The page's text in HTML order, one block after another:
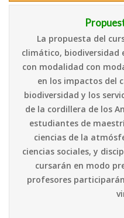
La propuesta del
climático, biodiversidad
con modalidad con
en los impactos del
biodiversidad y los
de la cordillera de los
estudiantes de
ciencias de la
ciencias sociales, y
cursarán en modo
profesores